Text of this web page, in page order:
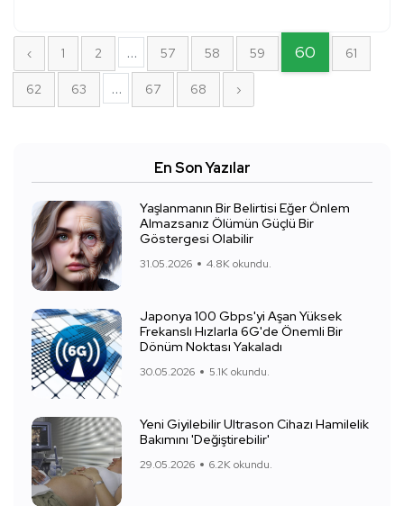
‹ 1 2 ... 57 58 59 60 61
62 63 ... 67 68 ›
En Son Yazılar
Yaşlanmanın Bir Belirtisi Eğer Önlem
Almazsanız Ölümün Güçlü Bir
Göstergesi Olabilir
31.05.2026 4.8K okundu.
Japonya 100 Gbps'yi Aşan Yüksek
Frekanslı Hızlarla 6G'de Önemli Bir
Dönüm Noktası Yakaladı
30.05.2026 5.1K okundu.
Yeni Giyilebilir Ultrason Cihazı Hamilelik
Bakımını 'Değiştirebilir'
29.05.2026 6.2K okundu.